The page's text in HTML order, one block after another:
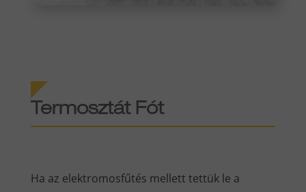
Termosztát Fót
Ha az elektromosfűtés mellett tettük le a